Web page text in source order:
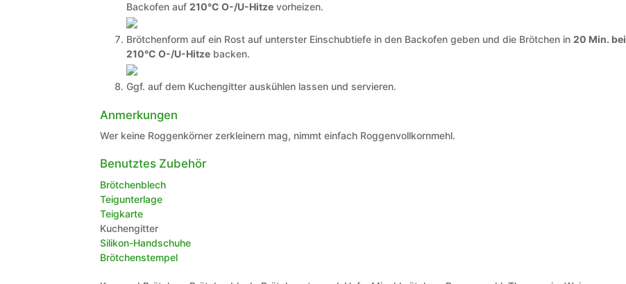
Backofen auf210°C O-/U-Hitze vorheizen.
Brötchenform auf ein Rost auf unterster Einschubtiefe in den Backofen geben und die Brötchen in20 Min. bei
210°C O-/U-Hitze backen.
Ggf. auf dem Kuchengitter auskühlen lassen und servieren.
Anmerkungen
Wer keine Roggenkörner zerkleinern mag, nimmt einfach Roggenvollkornmehl.
Benutztes Zubehör
Brötchenblech
Teigunterlage
Teigkarte
Kuchengitter
Silikon-Handschuhe
Brötchenstempel